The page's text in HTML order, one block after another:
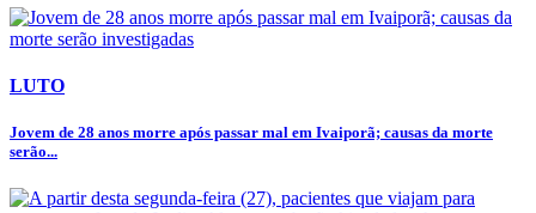
LUTO
Jovem de 28 anos morre após passar mal em Ivaiporã; causas da morte
serão...